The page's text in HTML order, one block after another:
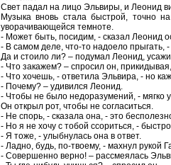
Свет падал на лицо Эльвиры, и Леонид
Музыка вновь стала быстрой, точно
уворачивающейся темноте.
- Может быть, посидим, - сказал Леонид
- В самом деле, что-то надоело прыгать,
Да и стоило ли? – подумал Леонид,
- Что закажем? – спросил он, прикидывая,
- Что хочешь, - ответила Эльвира, - но
- Почему? – удивился Леонид.
- Чтобы не было недоразумений, - мягко
Он открыл рот, чтобы не согласиться.
- Не спорь, - сказала она, - это
- Но я не хочу с тобой ссориться, -
- Я тоже, - улыбнулась она в ответ.
- Ладно, будь, по-твоему, - махнул рукой
- Совершенно верно! – рассмеялась